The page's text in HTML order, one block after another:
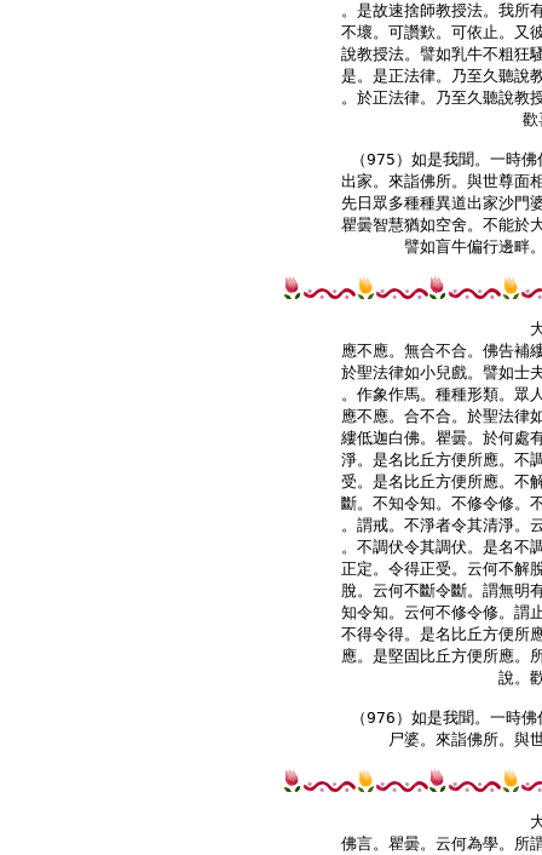
。是故速捨師教授法。我所
不壞。可讚歎。可依止。又
說教授法。譬如乳牛不粗狂
是。是正法律。乃至久聽說
。於正法律。乃至久聽說教
歡
（975）如是我聞。一時
出家。來詣佛所。與世尊面
先日眾多種種異道出家沙門
瞿曇智慧猶如空舍。不能於
譬如盲牛偏行邊畔
應不應。無合不合。佛告補
於聖法律如小兒戲。譬如士
。作象作馬。種種形類。眾
應不應。合不合。於聖法律
縷低迦白佛。瞿曇。於何處
淨。是名比丘方便所應。不
受。是名比丘方便所應。不
斷。不知令知。不修令修。
。謂戒。不淨者令其清淨。
。不調伏令其調伏。是名不
正定。令得正受。云何不解
脫。云何不斷令斷。謂無明
知令知。云何不修令修。謂
不得令得。是名比丘方便所
應。是堅固比丘方便所應。
說。
（976）如是我聞。一時
尸婆。來詣佛所。與
佛言。瞿曇。云何為學。所